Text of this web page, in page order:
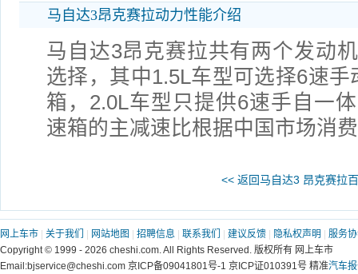
马自达3昂克赛拉动力性能介绍
马自达3昂克赛拉共有两个发动
选择，其中1.5L车型可选择6速
箱，2.0L车型只提供6速手自一
速箱的主减速比根据中国市场消
<< 返回马自达3 昂克赛拉
网上车市 关于我们 网站地图 招聘信息 联系我们 建议反馈 隐私权声明
服务
Copyright © 1999 - 2026 cheshi.com. All Rights Reserved. 版权所有 网上车市
Email:bjservice@cheshi.com 京ICP备09041801号-1 京ICP证010391号 精准汽车